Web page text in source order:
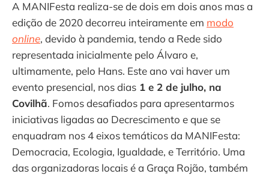
A MANIFesta realiza-se de dois em dois anos mas a
edição de 2020 decorreu inteiramente em modo
online, devido à pandemia, tendo a Rede sido
representada inicialmente pelo Álvaro e,
ultimamente, pelo Hans. Este ano vai haver um
evento presencial, nos dias 1 e 2 de julho, na
Covilhã. Fomos desafiados para apresentarmos
iniciativas ligadas ao Decrescimento e que se
enquadram nos 4 eixos temáticos da MANIFesta:
Democracia, Ecologia, Igualdade, e Território. Uma
das organizadoras locais é a Graça Rojão, também